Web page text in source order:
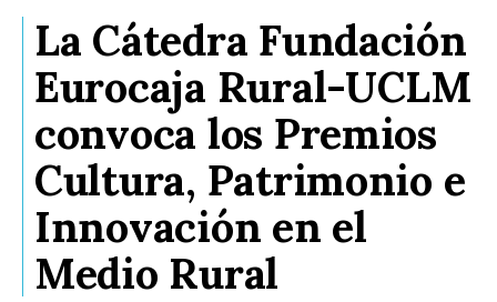
La Cátedra Fundación
Eurocaja Rural-UCLM
convoca los Premios
Cultura, Patrimonio e
Innovación en el
Medio Rural